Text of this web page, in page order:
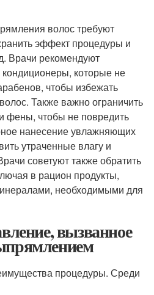
волос требуют
эффект процедуры и
Врачи рекомендуют
которые не
чтобы избежать
Также важно ограничить
фены, чтобы не повредить
нанесение увлажняющих
утраченные влагу и
советуют также обратить
в рацион продукты,
необходимыми для
вызванное
процедуры. Среди